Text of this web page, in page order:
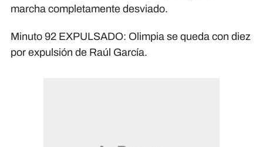
marcha completamente desviado.
Minuto 92 EXPULSADO: Olimpia se queda con diez
por expulsión de Raúl García.